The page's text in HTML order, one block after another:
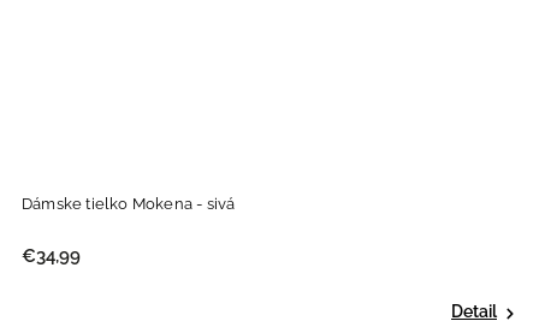
Dámske tielko Mokena - sivá
€34,99
Detail